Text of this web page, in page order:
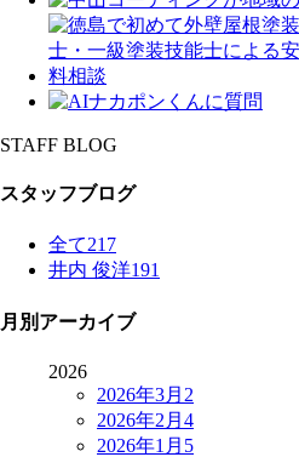
STAFF BLOG
スタッフブログ
全て217
井内 俊洋191
月別アーカイブ
2026
2026年3月 2
2026年2月 4
2026年1月 5